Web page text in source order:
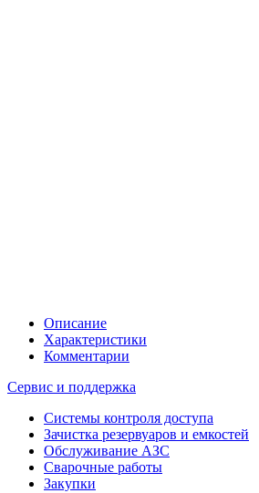
Описание
Характеристики
Комментарии
Сервис и поддержка
Системы контроля доступа
Зачистка резервуаров и емкостей
Обслуживание АЗС
Сварочные работы
Закупки